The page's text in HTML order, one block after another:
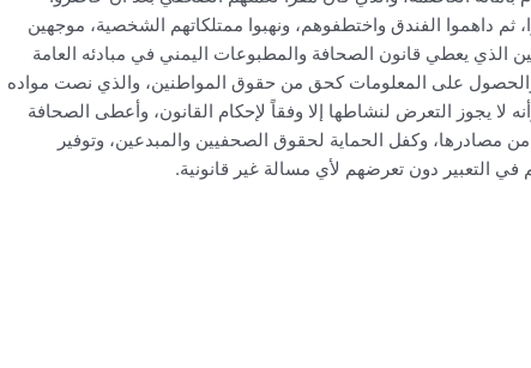
من الساعة الـ 9 ليلا حتى الساعة الـ 4 فجرا، ثم داهموا الفندق واختطفوهم، ونهبوا ممتلكاتهم الشخصية، موجهين
الذي يعطي قانون الصحافة والمطبوعات اليمني في مبادئه العامة
والحصول على المعلومات كحق من حقوق المواطنين، والذي نصت مواده
لا يجوز التعرض لنشاطها إلا وفقاً لإحكام القانون، وأعطى الصحافة
من مصادرها، وكفل الحماية لحقوق الصحفيين والمبدعين، وتوفير
في التعبير دون تعرضهم لأي مسالة غير قانونية.